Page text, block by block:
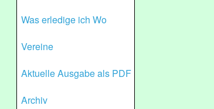
Was erledige ich Wo
Vereine
Aktuelle Ausgabe als PDF
Archiv